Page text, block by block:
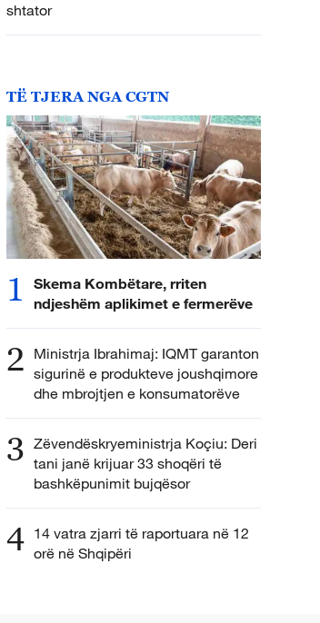
shtator
TË TJERA NGA CGTN
1
Skema Kombëtare, rriten
ndjeshëm aplikimet e fermerëve
2 Ministrja Ibrahimaj: IQMT garanton
sigurinë e produkteve joushqimore
dhe mbrojtjen e konsumatorëve
3 Zëvendëskryeministrja Koçiu: Deri
tani janë krijuar 33 shoqëri të
bashkëpunimit bujqësor
4 14 vatra zjarri të raportuara në 12
orë në Shqipëri